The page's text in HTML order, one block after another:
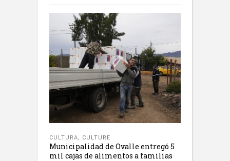
CULTURA, CULTURE
Municipalidad de Ovalle entregó 5
mil cajas de alimentos a familias